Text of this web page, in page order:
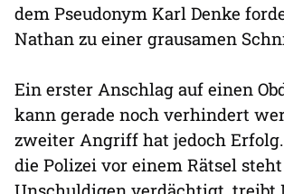
dem Pseudonym Karl Denke
Nathan zu einer grausamen
Ein erster Anschlag auf einen
kann gerade noch verhindert
zweiter Angriff hat jedoch
die Polizei vor einem Rätsel